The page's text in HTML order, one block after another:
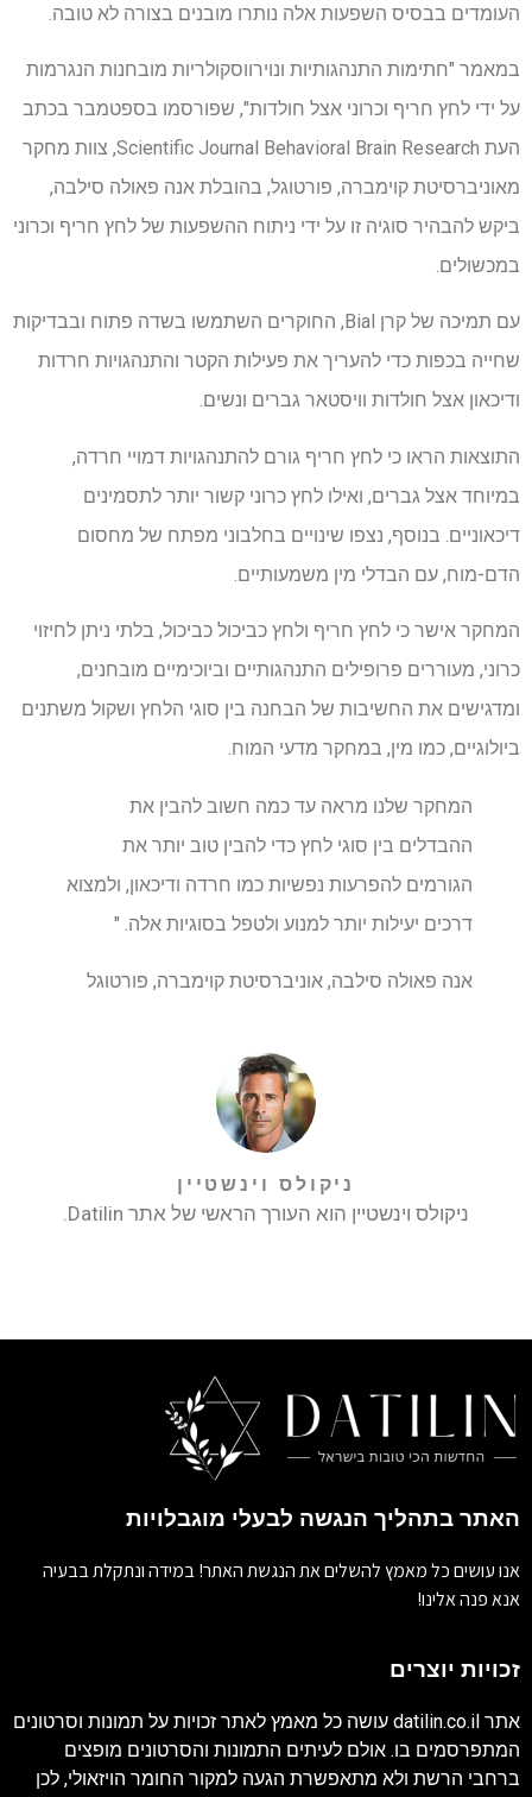
העומדים בבסיס השפעות אלה נותרו מובנים בצורה לא טובה.
במאמר "חתימות התנהגותיות ונוירווסקולריות מובחנות הנגרמות
על ידי לחץ חריף וכרוני אצל חולדות", שפורסמו בספטמבר בכתב
העת Scientific Journal Behavioral Brain Research, צוות מחקר
מאוניברסיטת קוימברה, פורטוגל, בהובלת אנה פאולה סילבה,
ביקש להבהיר סוגיה זו על ידי ניתוח ההשפעות של לחץ חריף וכרוני
במכשולים.
עם תמיכה של קרן Bial, החוקרים השתמשו בשדה פתוח ובבדיקות
שחייה בכפות כדי להעריך את פעילות הקטר והתנהגויות חרדות
ודיכאון אצל חולדות וויסטאר גברים ונשים.
התוצאות הראו כי לחץ חריף גורם להתנהגויות דמויי חרדה,
במיוחד אצל גברים, ואילו לחץ כרוני קשור יותר לתסמינים
דיכאוניים. בנוסף, נצפו שינויים בחלבוני מפתח של מחסום
הדם-מוח, עם הבדלי מין משמעותיים.
המחקר אישר כי לחץ חריף ולחץ כביכול כביכול, בלתי ניתן לחיזוי
כרוני, מעוררים פרופילים התנהגותיים וביוכימיים מובחנים,
ומדגישים את החשיבות של הבחנה בין סוגי הלחץ ושקול משתנים
ביולוגיים, כמו מין, במחקר מדעי המוח.
המחקר שלנו מראה עד כמה חשוב להבין את
ההבדלים בין סוגי לחץ כדי להבין טוב יותר את
הגורמים להפרעות נפשיות כמו חרדה ודיכאון, ולמצוא
דרכים יעילות יותר למנוע ולטפל בסוגיות אלה. "
אנה פאולה סילבה, אוניברסיטת קוימברה, פורטוגל
ניקולס וינשטיין
ניקולס וינשטיין הוא העורך הראשי של אתר Datilin.
האתר בתהליך הנגשה לבעלי מוגבלויות
אנו עושים כל מאמץ להשלים את הנגשת האתר! במידה ונתקלת בבעיה
אנא פנה אלינו!
זכויות יוצרים
אתר datilin.co.il עושה כל מאמץ לאתר זכויות על תמונות וסרטונים
המתפרסמים בו. אולם לעיתים התמונות והסרטונים מופצים
ברחבי הרשת ולא מתאפשרת הגעה למקור החומר הויזאולי, לכן